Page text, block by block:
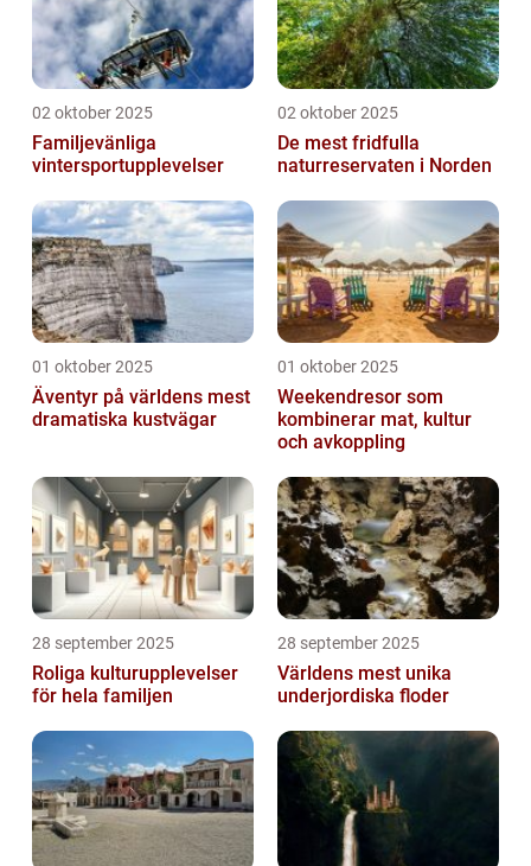
02 oktober 2025
Familjevänliga
vintersportupplevelser
02 oktober 2025
De mest fridfulla
naturreservaten i Norden
01 oktober 2025
Äventyr på världens mest
dramatiska kustvägar
01 oktober 2025
Weekendresor som
kombinerar mat, kultur
och avkoppling
28 september 2025
Roliga kulturupplevelser
för hela familjen
28 september 2025
Världens mest unika
underjordiska floder